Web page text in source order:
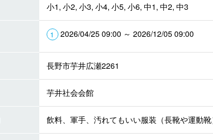
小1, 小2, 小3, 小4, 小5, 小6, 中1, 中2, 中3
2026/04/25 09:00 ～ 2026/12/05 09:00
長野市芋井広瀬2261
芋井社会会館
飲料、軍手、汚れてもいい服装（長靴や運動